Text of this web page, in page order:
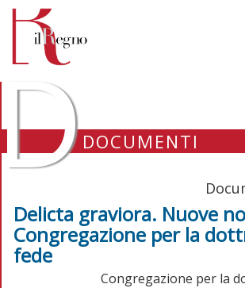
DOCUMENTI
Delicta graviora. Nuove
Congregazione per la
fede
Congregazione per la